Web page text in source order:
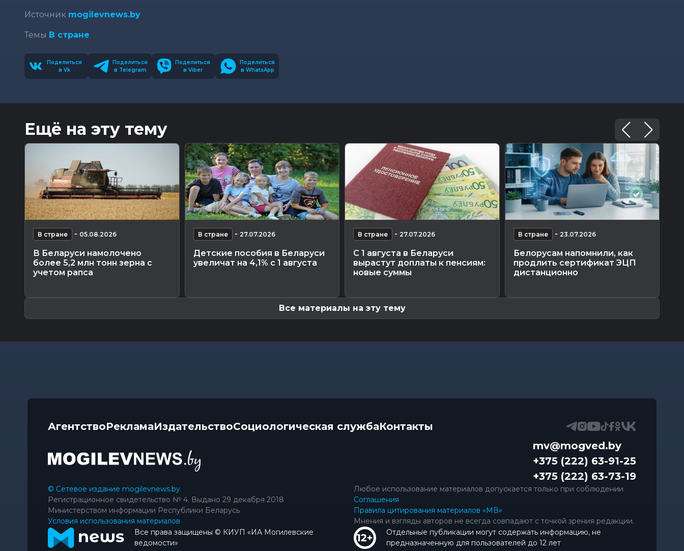
Источник mogilevnews.by
Темы В стране
Поделиться
в Vk
Поделиться
в Telegram
Поделиться
в Viber
Поделиться
в WhatsApp
Ещё на эту тему
В стране - 05.08.2026
В Беларуси намолочено
более 5,2 млн тонн зерна с
учетом рапса
В стране - 27.07.2026
Детские пособия в Беларуси
увеличат на 4,1% с 1 августа
В стране - 27.07.2026
С 1 августа в Беларуси
вырастут доплаты к пенсиям:
новые суммы
В стране - 23.07.2026
Белорусам напомнили, как
продлить сертификат ЭЦП
дистанционно
Все материалы на эту тему
АгентствоРекламаИздательствоСоциологическая службаКонтакты
mv@mogved.by
+375 (222) 63-91-25
+375 (222) 63-73-19
© Сетевое издание mogilevnews.by
Регистрационное свидетельство № 4. Выдано 29 декабря 2018
Министерством информации Республики Беларусь
Условия использования материалов
Любое использование материалов допускается только при соблюдении
Соглашения
Правила цитирования материалов «МВ»
Мнения и взгляды авторов не всегда совпадают с точкой зрения редакции.
Все права защищены © КИУП «ИА Могилевские
ведомости»
Отдельные публикации могут содержать информацию, не
предназначенную для пользователей до 12 лет